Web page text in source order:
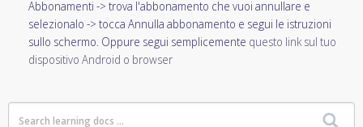
Abbonamenti -> trova l'abbonamento che vuoi annullare e
selezionalo -> tocca Annulla abbonamento e segui le istruzioni
sullo schermo. Oppure segui semplicemente questo link sul tuo
dispositivo Android o browser